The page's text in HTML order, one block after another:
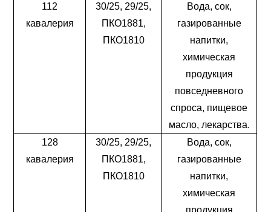
112
кавалерия
30/25, 29/25,
ПКО1881,
ПКО1810
Вода, сок,
газированные
напитки,
химическая
продукция
повседневного
спроса, пищевое
масло, лекарства.
128
кавалерия
30/25, 29/25,
ПКО1881,
ПКО1810
Вода, сок,
газированные
напитки,
химическая
продукция